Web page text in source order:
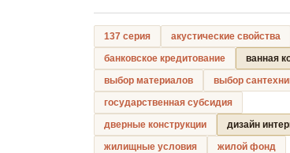
137 серия
акустические свойства
банковское кредитование
ванная
выбор материалов
выбор
государственная субсидия
дверные конструкции
дизайн
жилищные условия
жилой фонд